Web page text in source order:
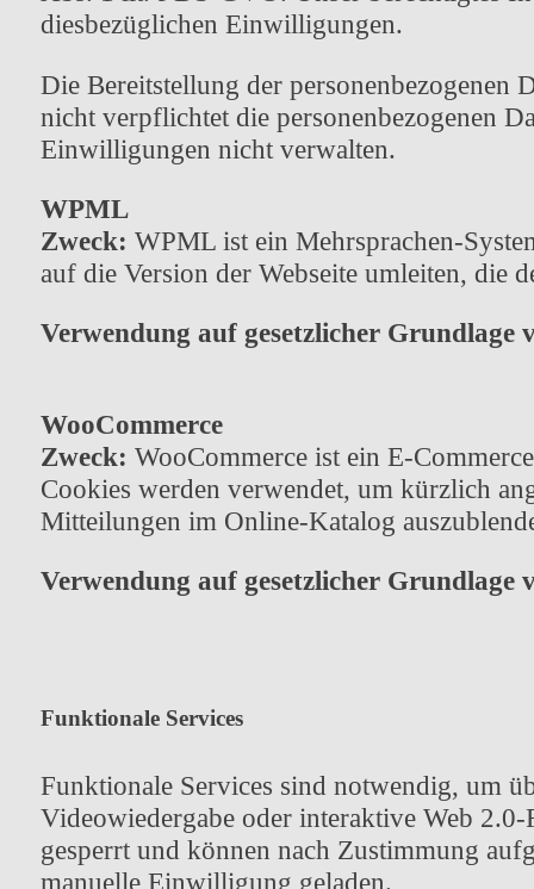
diesbezüglichen Einwilligungen.
Die Bereitstellung der personenbezogenen
nicht verpflichtet die personenbezogenen
Einwilligungen nicht verwalten.
WPML
Zweck: WPML ist ein Mehrsprachen-
auf die Version der Webseite umleiten, die
Verwendung auf gesetzlicher Grundlage
WooCommerce
Zweck: WooCommerce ist ein E-
Cookies werden verwendet, um kürzlich
Mitteilungen im Online-Katalog
Verwendung auf gesetzlicher Grundlage
Funktionale Services
Funktionale Services sind notwendig, um
Videowiedergabe oder interaktive Web
gesperrt und können nach Zustimmung
manuelle Einwilligung geladen.